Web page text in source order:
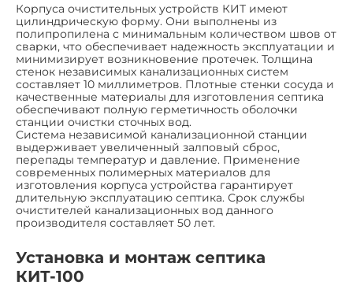
Корпуса очистительных устройств КИТ имеют
цилиндрическую форму. Они выполнены из
полипропилена с минимальным количеством швов от
сварки, что обеспечивает надежность эксплуатации и
минимизирует возникновение протечек. Толщина
стенок независимых канализационных систем
составляет 10 миллиметров. Плотные стенки сосуда и
качественные материалы для изготовления септика
обеспечивают полную герметичность оболочки
станции очистки сточных вод.
Система независимой канализационной станции
выдерживает увеличенный залповый сброс,
перепады температур и давление. Применение
современных полимерных материалов для
изготовления корпуса устройства гарантирует
длительную эксплуатацию септика. Срок службы
очистителей канализационных вод данного
производителя составляет 50 лет.
Установка и монтаж септика
КИТ-100